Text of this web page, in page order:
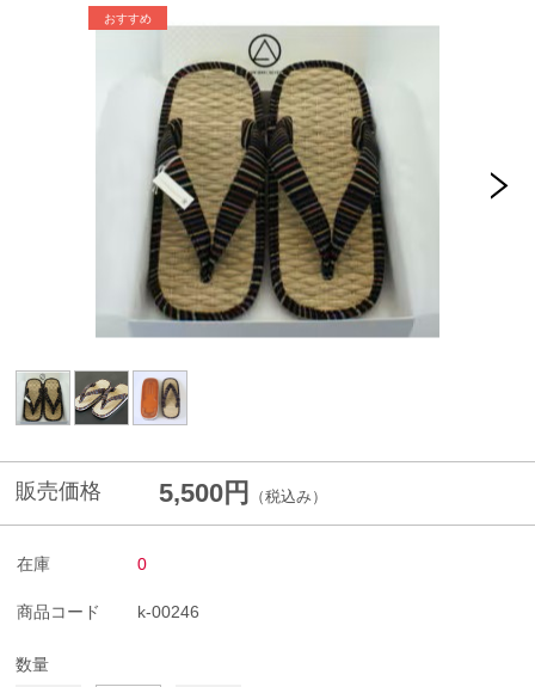
販売価格 5,500円 （税込み）
在庫 0
商品コード k-00246
数量